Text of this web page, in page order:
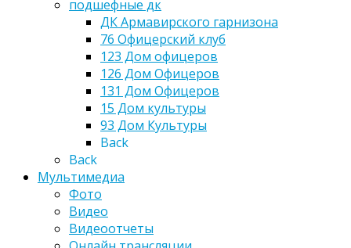
подшефные дк
ДК Армавирского гарнизона
76 Офицерский клуб
123 Дом офицеров
126 Дом Офицеров
131 Дом Офицеров
15 Дом культуры
93 Дом Культуры
Back
Back
Мультимедиа
Фото
Видео
Видеоотчеты